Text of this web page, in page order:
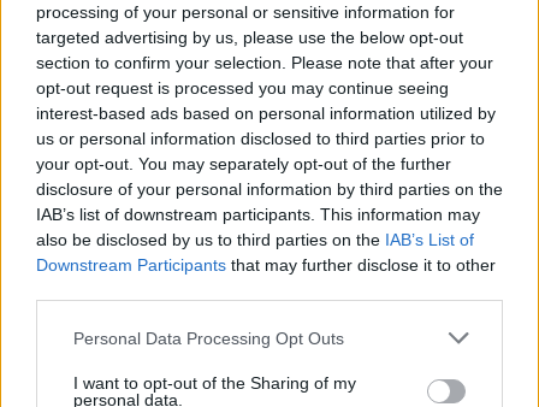
processing of your personal or sensitive information for
targeted advertising by us, please use the below opt-out
section to confirm your selection. Please note that after your
opt-out request is processed you may continue seeing
interest-based ads based on personal information utilized by
us or personal information disclosed to third parties prior to
your opt-out. You may separately opt-out of the further
disclosure of your personal information by third parties on the
IAB’s list of downstream participants. This information may
also be disclosed by us to third parties on the IAB’s List of
Downstream Participants that may further disclose it to other
Please note that this website/app uses one or more Google
not limited to your visit or usage behaviour. You may click to
Personal Data Processing Opt Outs
I want to opt-out of the Sharing of my
personal data.
Meccs Center
Paris Saint-Germainvs
Manchester United
Felkészülési szezon 4. mérkőzés
2026-08-08 17:00